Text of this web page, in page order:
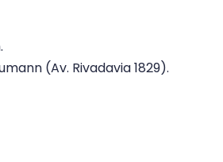
(Av. Rivadavia 1829).